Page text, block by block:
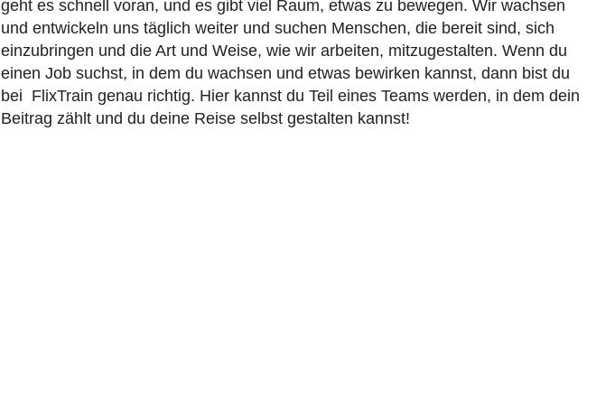
geht es schnell voran, und es gibt viel Raum, etwas zu bewegen. Wir wachsen
und entwickeln uns täglich weiter und suchen Menschen, die bereit sind, sich
einzubringen und die Art und Weise, wie wir arbeiten, mitzugestalten. Wenn du
einen Job suchst, in dem du wachsen und etwas bewirken kannst, dann bist du
bei FlixTrain genau richtig. Hier kannst du Teil eines Teams werden, in dem dein
Beitrag zählt und du deine Reise selbst gestalten kannst!